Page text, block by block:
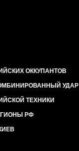
ОККУПАНТОВ
УДАР
ТЕХНИКИ
РФ